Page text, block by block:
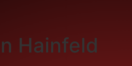
Hainfeld